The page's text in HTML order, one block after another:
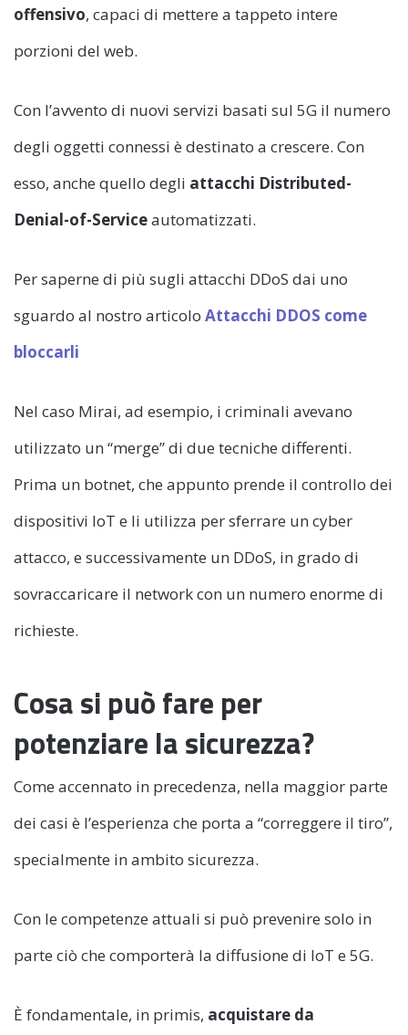
offensivo, capaci di mettere a tappeto intere
porzioni del web.
Con l’avvento di nuovi servizi basati sul 5G il numero
degli oggetti connessi è destinato a crescere. Con
esso, anche quello degli attacchi Distributed-
Denial-of-Serviceautomatizzati.
Per saperne di più sugli attacchi DDoS dai uno
sguardo al nostro articolo Attacchi DDOS come
bloccarli
Nel caso Mirai, ad esempio, i criminali avevano
utilizzato un “merge” di due tecniche differenti.
Prima un botnet, che appunto prende il controllo dei
dispositivi IoT e li utilizza per sferrare un cyber
attacco, e successivamente un DDoS, in grado di
sovraccaricare il network con un numero enorme di
richieste.
Cosa si può fare per
potenziare la sicurezza?
Come accennato in precedenza, nella maggior parte
dei casi è l’esperienza che porta a “correggere il tiro”,
specialmente in ambito sicurezza.
Con le competenze attuali si può prevenire solo in
parte ciò che comporterà la diffusione di IoT e 5G.
È fondamentale, in primis, acquistare da